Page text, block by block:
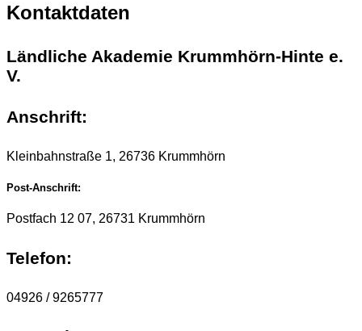
Kontaktdaten
Ländliche Akademie Krummhörn-Hinte e.
V.
Anschrift:
Kleinbahnstraße 1, 26736 Krummhörn
Post-Anschrift:
Postfach 12 07, 26731 Krummhörn
Telefon:
04926 / 9265777